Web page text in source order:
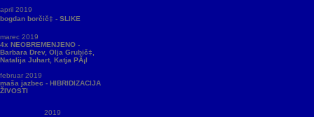
april 2019
bogdan borčič‡ - SLIKE
marec 2019
4x NEOBREMENJENO -
Barbara Drev, Olja Grubič‡,
Natalija Juhart, Katja PÃ¡l
februar 2019
maša jazbec - HIBRIDIZACIJA
ŽIVOSTI
2019